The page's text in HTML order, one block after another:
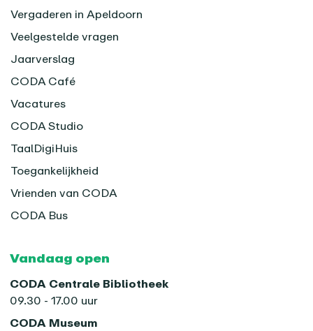
Vergaderen in Apeldoorn
Veelgestelde vragen
Jaarverslag
CODA Café
Vacatures
CODA Studio
TaalDigiHuis
Toegankelijkheid
Vrienden van CODA
CODA Bus
Vandaag open
CODA Centrale Bibliotheek
09.30 - 17.00 uur
CODA Museum